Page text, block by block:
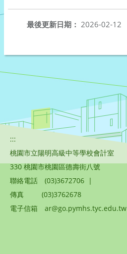
最後更新日期： 2026-02-12
:::
桃園市立陽明高級中等學校會計室
330 桃園市桃園區德壽街八號
聯絡電話
(03)3672706 |
傳真
(03)3762678
電子信箱
ar@go.pymhs.tyc.edu.tw